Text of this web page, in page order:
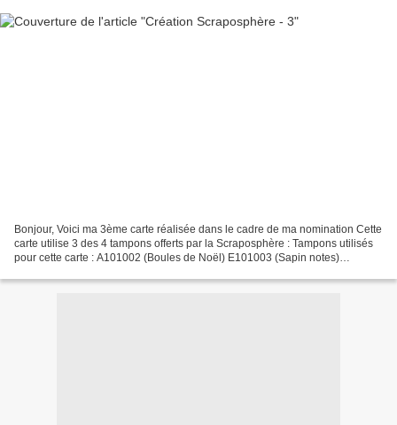
Bonjour, Voici ma 3ème carte réalisée dans le cadre de ma nomination Cette
carte utilise 3 des 4 tampons offerts par la Scraposphère : Tampons utilisés
pour cette carte : A101002 (Boules de Noël) E101003 (Sapin notes)